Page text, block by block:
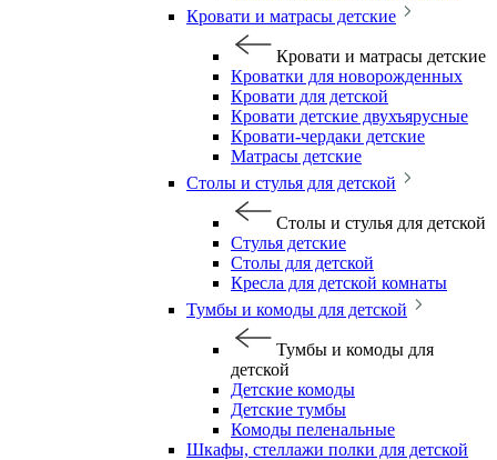
Кровати и матрасы детские
Кровати и матрасы детские
Кроватки для новорожденных
Кровати для детской
Кровати детские двухъярусные
Кровати-чердаки детские
Матрасы детские
Столы и стулья для детской
Столы и стулья для детской
Стулья детские
Столы для детской
Кресла для детской комнаты
Тумбы и комоды для детской
Тумбы и комоды для
детской
Детские комоды
Детские тумбы
Комоды пеленальные
Шкафы, стеллажи полки для детской